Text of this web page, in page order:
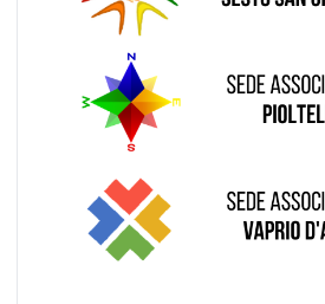
Sede di Vaprio